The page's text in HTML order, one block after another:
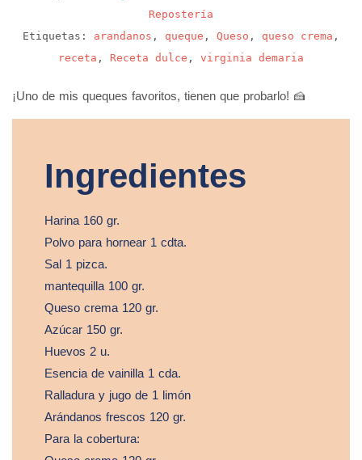
Repostería
Etiquetas: arandanos , queque , Queso , queso crema ,
receta , Receta dulce , virginia demaria
¡Uno de mis queques favoritos, tienen que probarlo! 🍰
Ingredientes
Harina 160 gr.
Polvo para hornear 1 cdta.
Sal 1 pizca.
mantequilla 100 gr.
Queso crema 120 gr.
Azúcar 150 gr.
Huevos 2 u.
Esencia de vainilla 1 cda.
Ralladura y jugo de 1 limón
Arándanos frescos 120 gr.
Para la cobertura: